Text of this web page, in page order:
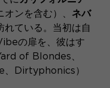
オンを含む）、 ネバ
れている。当初は自
の扉を、彼はす
of Blondes、
Dirtyphonics）